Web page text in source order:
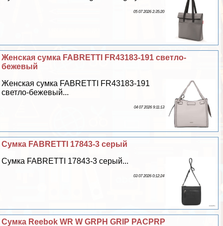
05 07 2026 2:35:20
Женская сумка FABRETTI FR43183-191 светло-
бежевый
Женская сумка FABRETTI FR43183-191
светло-бежевый...
04 07 2026 9:11:13
Сумка FABRETTI 17843-3 серый
Сумка FABRETTI 17843-3 серый...
03 07 2026 0:12:24
Сумка Reebok WR W GRPH GRIP PACPRP